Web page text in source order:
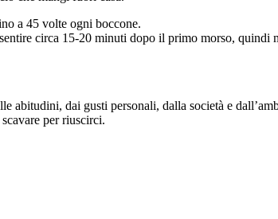
a 45 volte ogni boccone.
circa 15-20 minuti dopo il primo morso, quindi
abitudini, dai gusti personali, dalla società e
per riuscirci.